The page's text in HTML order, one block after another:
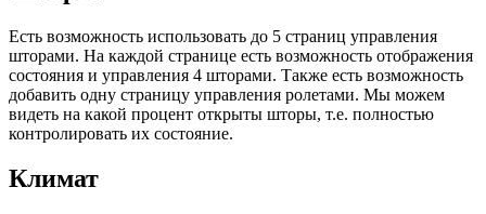
Есть возможность использовать до 5 страниц управления
шторами. На каждой странице есть возможность отображения
состояния и управления 4 шторами. Также есть возможность
добавить одну страницу управления ролетами. Мы можем
видеть на какой процент открыты шторы, т.е. полностью
контролировать их состояние.
Климат